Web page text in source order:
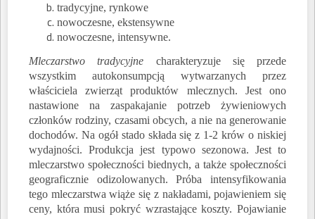
tradycyjne, rynkowe
nowoczesne, ekstensywne
nowoczesne, intensywne.
Mleczarstwo tradycyjne charakteryzuje się przede
wszystkim autokonsumpcją wytwarzanych przez
właściciela zwierząt produktów mlecznych. Jest ono
nastawione na zaspakajanie potrzeb żywieniowych
członków rodziny, czasami obcych, a nie na generowanie
dochodów. Na ogół stado składa się z 1-2 krów o niskiej
wydajności. Produkcja jest typowo sezonowa. Jest to
mleczarstwo społeczności biednych, a także społeczności
geograficznie odizolowanych. Próba intensyfikowania
tego mleczarstwa wiąże się z nakładami, pojawieniem się
ceny, która musi pokryć wzrastające koszty. Pojawianie